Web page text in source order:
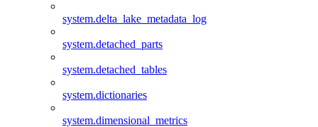
system.delta_lake_metadata_log
system.detached_parts
system.detached_tables
system.dictionaries
system.dimensional_metrics